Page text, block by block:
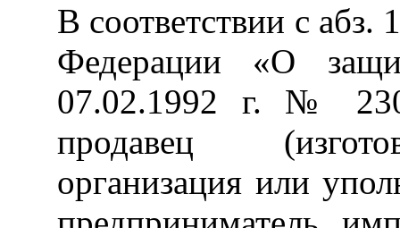
В соответствии с абз.
Федерации «О
07.02.1992 г. №
продавец
организация или